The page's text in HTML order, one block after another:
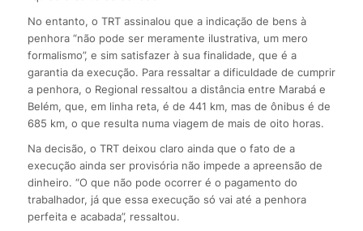
No entanto, o TRT assinalou que a indicação de bens à
penhora “não pode ser meramente ilustrativa, um mero
formalismo”, e sim satisfazer à sua finalidade, que é a
garantia da execução. Para ressaltar a dificuldade de cumprir
a penhora, o Regional ressaltou a distância entre Marabá e
Belém, que, em linha reta, é de 441 km, mas de ônibus é de
685 km, o que resulta numa viagem de mais de oito horas.
Na decisão, o TRT deixou claro ainda que o fato de a
execução ainda ser provisória não impede a apreensão de
dinheiro. “O que não pode ocorrer é o pagamento do
trabalhador, já que essa execução só vai até a penhora
perfeita e acabada”, ressaltou.